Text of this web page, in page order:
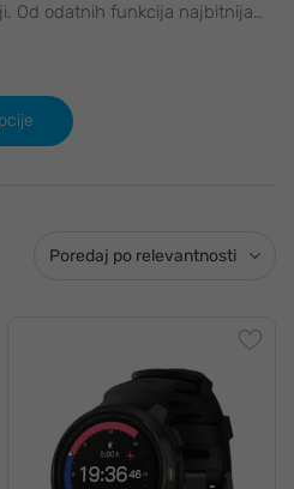
Od odatnih funkcija najbitnija…
Poredaj po relevantnosti